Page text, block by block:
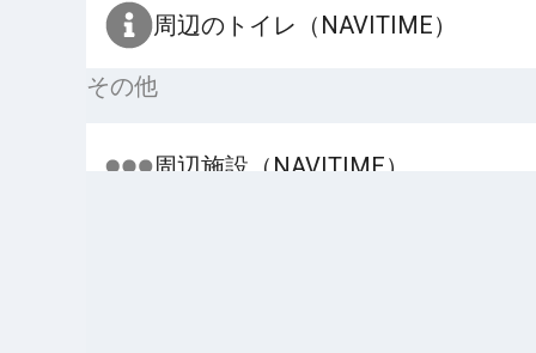
周辺のトイレ（NAVITIME）
その他
周辺施設（NAVITIME）